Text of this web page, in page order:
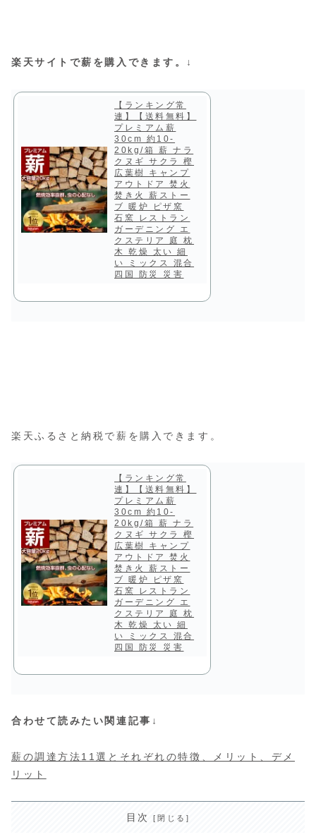
楽天サイトで薪を購入できます。 ↓
【ランキング常
連】【送料無料】
プレミアム薪
30cm 約10-
20kg/箱 薪 ナラ
クヌギ サクラ 樫
広葉樹 キャンプ
アウトドア 焚火
焚き火 薪ストー
ブ 暖炉 ピザ窯
石窯 レストラン
ガーデニング エ
クステリア 庭 枕
木 乾燥 太い 細
い ミックス 混合
四国 防災 災害
楽天ふるさと納税で薪を購入できます。
【ランキング常
連】【送料無料】
プレミアム薪
30cm 約10-
20kg/箱 薪 ナラ
クヌギ サクラ 樫
広葉樹 キャンプ
アウトドア 焚火
焚き火 薪ストー
ブ 暖炉 ピザ窯
石窯 レストラン
ガーデニング エ
クステリア 庭 枕
木 乾燥 太い 細
い ミックス 混合
四国 防災 災害
合わせて読みたい関連記事↓
薪の調達方法11選とそれぞれの特徴、メリット、デメ
リット
目次